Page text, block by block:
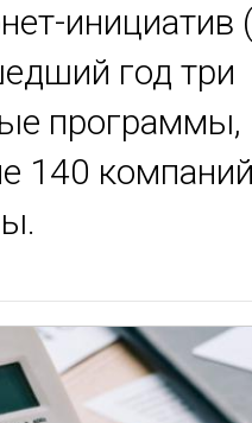
год три
программы,
140